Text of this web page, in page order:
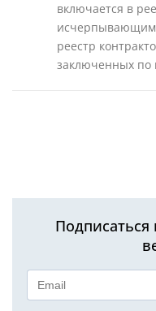
включается в
реестр
заключенных по
Подписаться